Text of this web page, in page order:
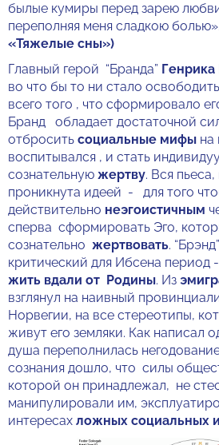
былые кумиры перед зарею
переполняя меня сладкою
«Тяжелые сны»)
Главный герой “Бранда”
во что бы то ни стало
всего того , что сформировало
Бранд обладает достаточной
отбросить социальные мифы на
воспитывался , и стать
сознательную жертву. Вся
проникнута идеей - для того
действительно неэгоистичным
сперва сформировать Эго,
сознательно жертвовать.
критический для Ибсена период
жить вдали от Родины. Из
взглянул на наивный
Норвегии, на все стереотипы,
живут его земляки. Как написал
душа переполнилась
сознания дошло, что силы
которой он принадлежал, не
манипулировали им,
интересах ложных социальных